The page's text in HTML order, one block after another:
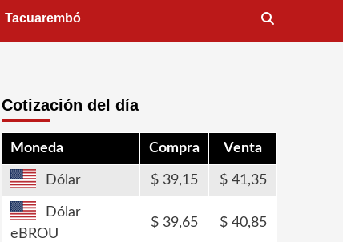
Tacuarembó
Cotización del día
Moneda Compra Venta
Dólar 39,15 41,35
Dólar
eBROU
39,65 40,85